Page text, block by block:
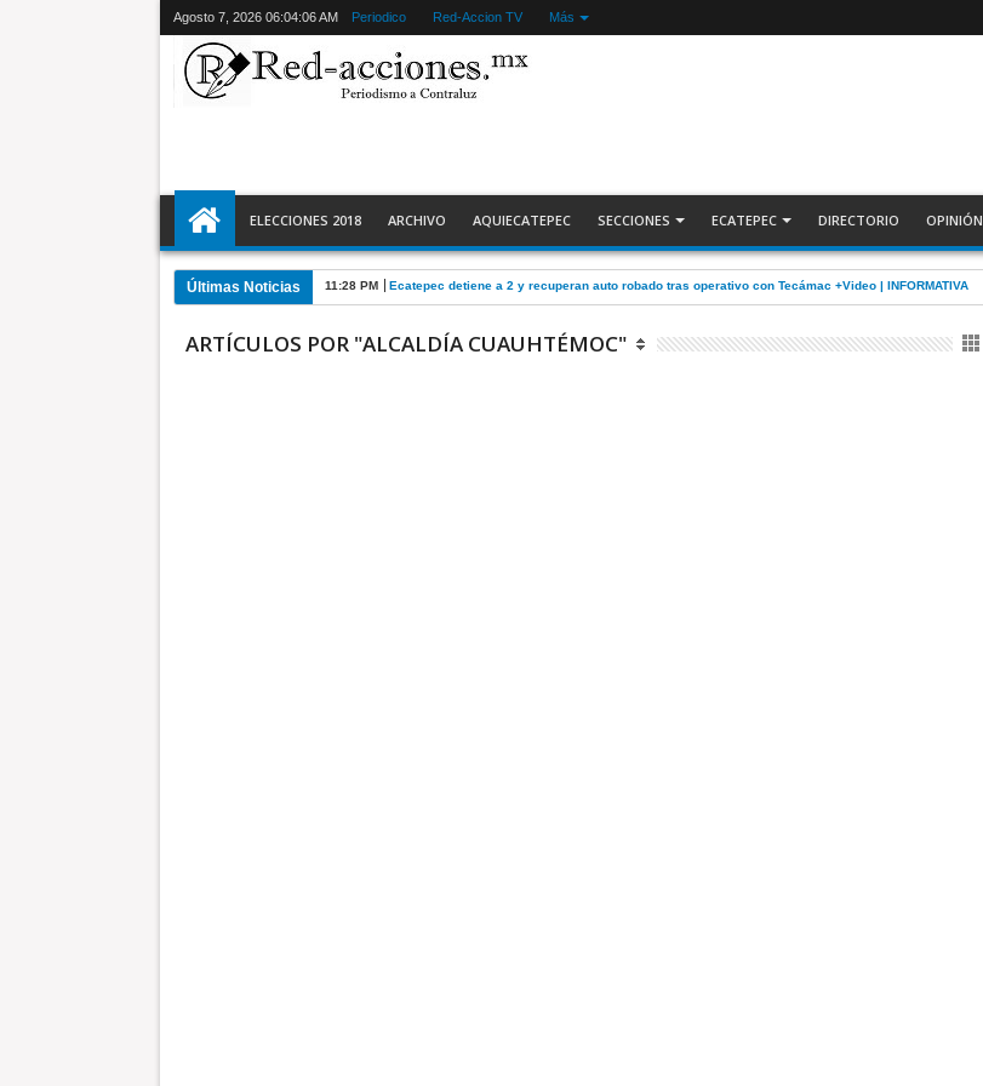
Agosto 7, 2026 06:04:06 AM Periodico Red-Accion TV Más
ELECCIONES 2018 ARCHIVO AQUIECATEPEC SECCIONES ECATEPEC DIRECTORIO OPINIÓN
Últimas Noticias 11:28 PM Ecatepec detiene a 2 y recuperan auto robado tras operativo con Tecámac +Video | INFORMATIVA
ARTÍCULOS POR "ALCALDÍA CUAUHTÉMOC"